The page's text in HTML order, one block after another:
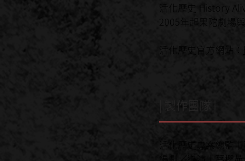
活化歷史 History
2005年起果陀劇場
活化歷史官方網站：
| 製作團隊 |
活化歷史專案總監